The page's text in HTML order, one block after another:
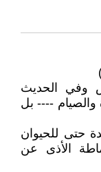
وفي الحديث
والصيام ---- بل
حتى للحيوان
الأذى عن